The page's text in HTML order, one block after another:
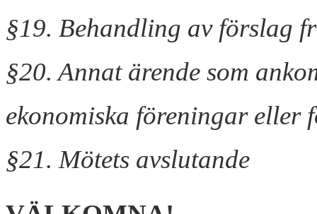
§19. Behandling av förslag
§20. Annat ärende som
ekonomiska föreningar eller
§21. Mötets avslutande